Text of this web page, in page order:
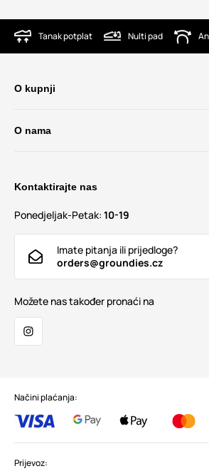
Tanak potplat Nulti pad
O kupnji
O nama
Kontaktirajte nas
Ponedjeljak-Petak: 10-19
Imate pitanja ili prijedloge?
orders@groundies.cz
Možete nas također pronaći na
Načini plaćanja:
Prijevoz: